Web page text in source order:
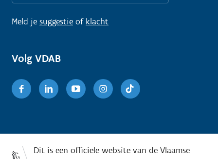
Meld je suggestie of klacht
Volg VDAB
FacebookLinkedinYoutubeInstagram